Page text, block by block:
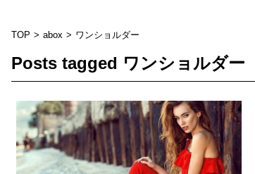
TOP abox ワンショルダー
Posts tagged ワンショルダー